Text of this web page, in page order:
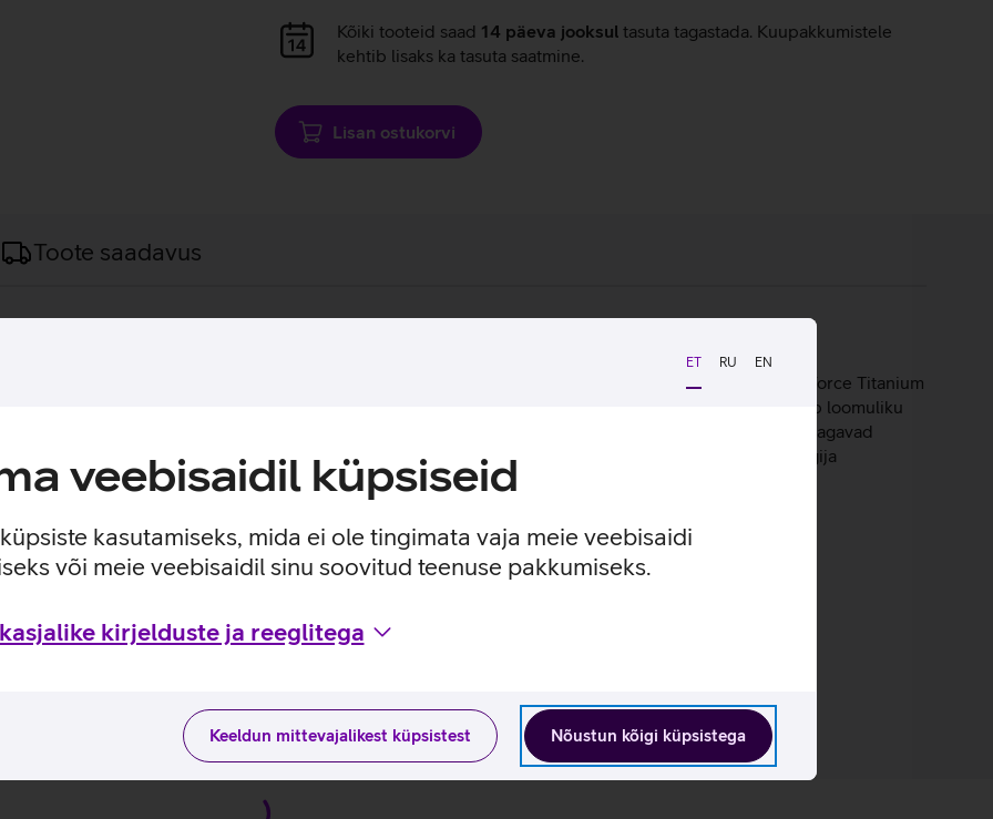
ET RU EN
veebisaidil küpsiseid
kasutamiseks, mida ei ole tingimata vaja meie veebisaidi
või meie veebisaidil sinu soovitud teenuse pakkumiseks.
kirjelduste ja reeglitega
Nõustun kõigi küpsistega
Keeldun mittevajalikest küpsistest
Andmete
laadimine
Kõiki tooteid saad 14 päeva jooksul tasuta tagastada. Kuupakkumistele
kehtib lisaks ka tasuta saatmine.
Lisan ostukorvi
Toote saadavus
mis pakub täpset heli ja väga pikka aku kestvust.
professionaalsete e‑sportlastega, et pakkuda tipptasemel juhtmevaba mängukogemust. Klappide TriForce Titanium
mängus olulisi helisignaale paremini eristada. Eemaldatav HyperClear Super Wideband mikrofon tagab loomuliku
ilma taustamüra ja moonutusteta. Mugavad FlowKnit mäluvahust padjad ja tugevdatud peavõru tagavad
Juhtmevaba Razer HyperSpeed Wireless ühendus hoiab heli viivituse madalana, et mängija
tagab täpse suunatundlikkuse ja parema positsioneerimise mängudes.
ja kasutusviisidega tootja kodulehel